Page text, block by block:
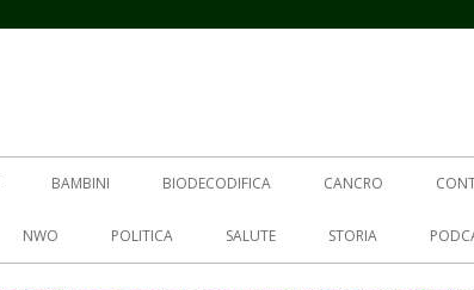
BAMBINI BIODECODIFICA CANCRO
NWO POLITICA SALUTE STORIA